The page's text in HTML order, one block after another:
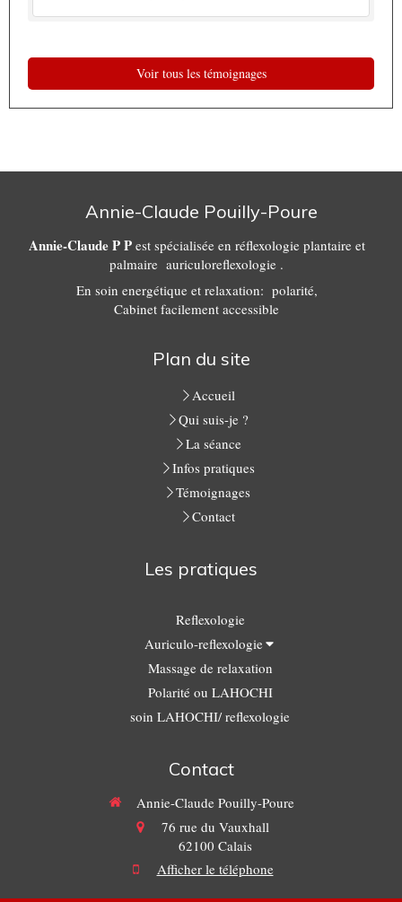
Voir tous les témoignages
Annie-Claude Pouilly-Poure
Annie-Claude P Pest spécialisée en réflexologie plantaire et
palmaire auriculoreflexologie .
En soin energétique et relaxation: polarité,
Cabinet facilement accessible
Plan du site
Accueil
Qui suis-je ?
La séance
Infos pratiques
Témoignages
Contact
Les pratiques
Reflexologie
Auriculo-reflexologie
Massage de relaxation
Polarité ou LAHOCHI
soin LAHOCHI/ reflexologie
Contact
Annie-Claude Pouilly-Poure
76 rue du Vauxhall
62100 Calais
Afficher le téléphone